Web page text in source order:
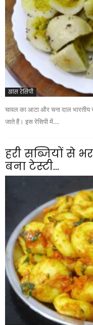
खास रेसिपी
चावल का आटा और चना दाल भारतीय
जाते हैं। इस रेसिपी में...
हरी सब्जियों से
बना टेस्टी...